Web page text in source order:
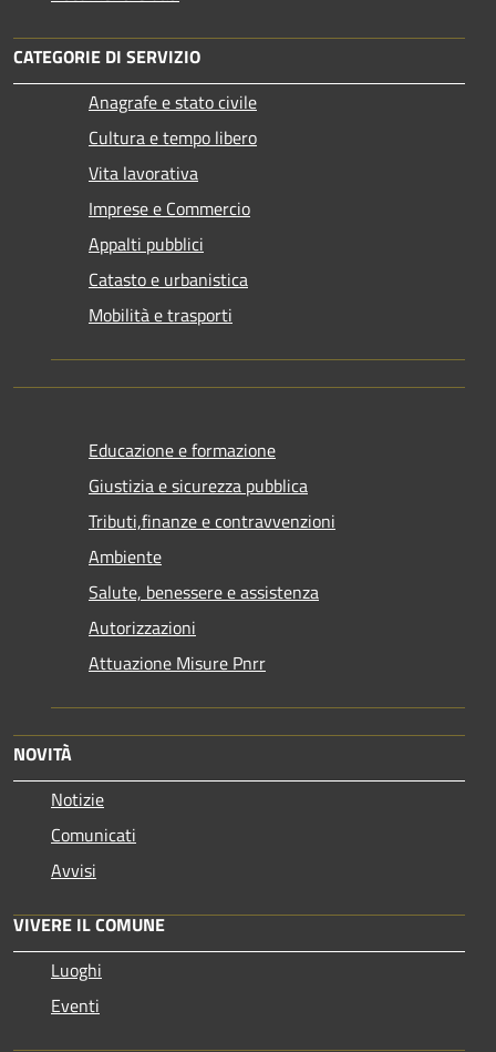
CATEGORIE DI SERVIZIO
Anagrafe e stato civile
Cultura e tempo libero
Vita lavorativa
Imprese e Commercio
Appalti pubblici
Catasto e urbanistica
Mobilità e trasporti
Educazione e formazione
Giustizia e sicurezza pubblica
Tributi,finanze e contravvenzioni
Ambiente
Salute, benessere e assistenza
Autorizzazioni
Attuazione Misure Pnrr
NOVITÀ
Notizie
Comunicati
Avvisi
VIVERE IL COMUNE
Luoghi
Eventi